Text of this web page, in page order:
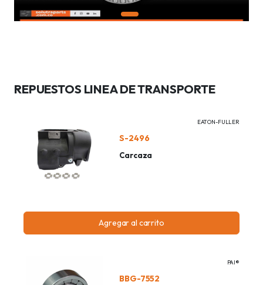
REPUESTOS LINEA DE TRANSPORTE
EATON-FULLER
S-2496
Carcaza
Agregar al carrito
PAI®
BBG-7552